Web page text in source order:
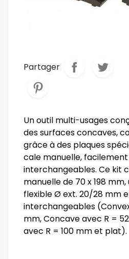
Partager
Un outil multi-usages
des surfaces concaves,
grâce à des plaques
cale manuelle,
interchangeables. Ce kit
manuelle de 70 x 198
flexible Ø ext. 20/28 mm
interchangeables
mm, Concave avec R =
avec R = 100 mm et plat).